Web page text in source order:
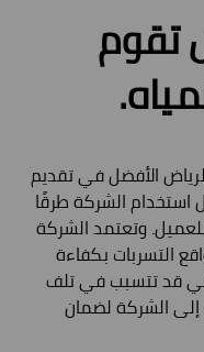
تقوم
الأفضل في تقديم
الشركة طرقًا
وتعتمد الشركة
التسربات بكفاءة
قد تتسبب في تلف
إلى الشركة لضمان